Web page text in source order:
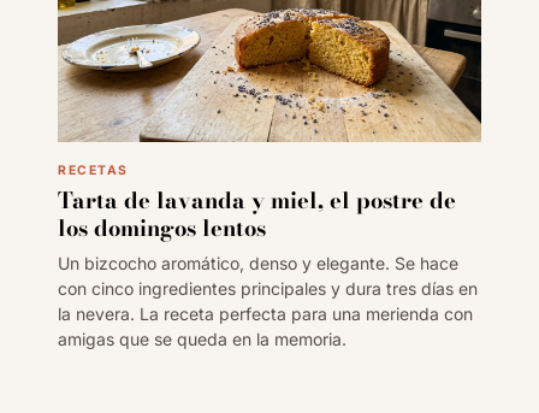
RECETAS
Tarta de lavanda y miel, el postre de
los domingos lentos
Un bizcocho aromático, denso y elegante. Se hace
con cinco ingredientes principales y dura tres días en
la nevera. La receta perfecta para una merienda con
amigas que se queda en la memoria.